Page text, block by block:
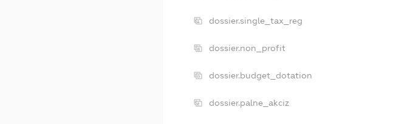
dossier.single_tax_reg
dossier.non_profit
dossier.budget_dotation
dossier.palne_akciz